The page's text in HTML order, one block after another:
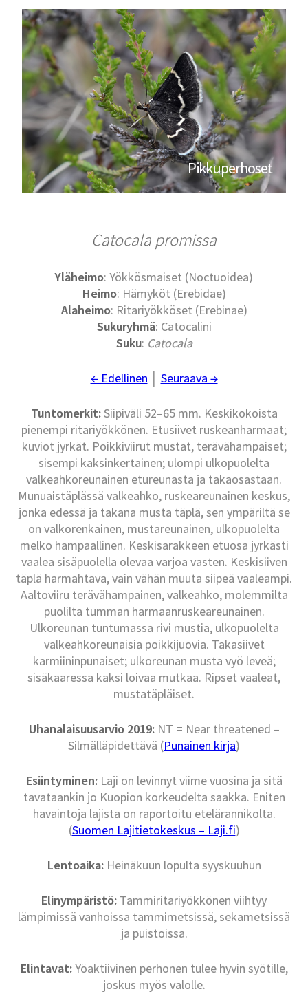
Pikkuperhoset
Catocala promissa
Yläheimo: Yökkösmaiset (Noctuoidea)
Heimo: Hämyköt (Erebidae)
Alaheimo: Ritariyökköset (Erebinae)
Sukuryhmä: Catocalini
Suku: Catocala
← Edellinen Seuraava →
Tuntomerkit:Siipiväli 52–65 mm. Keskikokoista
pienempi ritariyökkönen. Etusiivet ruskeanharmaat;
kuviot jyrkät. Poikkiviirut mustat, terävähampaiset;
sisempi kaksinkertainen; ulompi ulkopuolelta
valkeahkoreunainen etureunasta ja takaosastaan.
Munuaistäplässä valkeahko, ruskeareunainen keskus,
jonka edessä ja takana musta täplä, sen ympäriltä se
on valkorenkainen, mustareunainen, ulkopuolelta
melko hampaallinen. Keskisarakkeen etuosa jyrkästi
vaalea sisäpuolella olevaa varjoa vasten. Keskisiiven
täplä harmahtava, vain vähän muuta siipeä vaaleampi.
Aaltoviiru terävähampainen, valkeahko, molemmilta
puolilta tumman harmaanruskeareunainen.
Ulkoreunan tuntumassa rivi mustia, ulkopuolelta
valkeahkoreunaisia poikkijuovia. Takasiivet
karmiininpunaiset; ulkoreunan musta vyö leveä;
sisäkaaressa kaksi loivaa mutkaa. Ripset vaaleat,
mustatäpläiset.
Uhanalaisuusarvio 2019:NT = Near threatened –
Silmälläpidettävä (Punainen kirja)
Esiintyminen:Laji on levinnyt viime vuosina ja sitä
tavataankin jo Kuopion korkeudelta saakka. Eniten
havaintoja lajista on raportoitu etelärannikolta.
(Suomen Lajitietokeskus – Laji.fi)
Lentoaika:Heinäkuun lopulta syyskuuhun
Elinympäristö: Tammiritariyökkönen viihtyy
lämpimissä vanhoissa tammimetsissä, sekametsissä
ja puistoissa.
Elintavat:Yöaktiivinen perhonen tulee hyvin syötille,
joskus myös valolle.